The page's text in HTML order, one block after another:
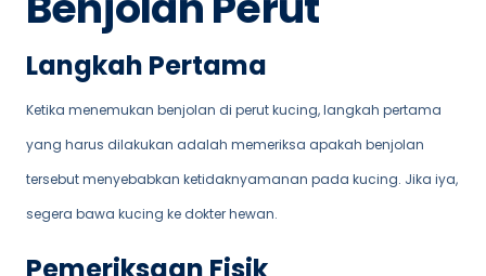
Langkah Pertama
Ketika menemukan benjolan di perut kucing, langkah pertama
yang harus dilakukan adalah memeriksa apakah benjolan
tersebut menyebabkan ketidaknyamanan pada kucing. Jika iya,
segera bawa kucing ke dokter hewan.
Pemeriksaan Fisik